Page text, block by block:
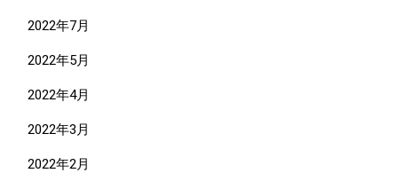
2022年7月
2022年5月
2022年4月
2022年3月
2022年2月